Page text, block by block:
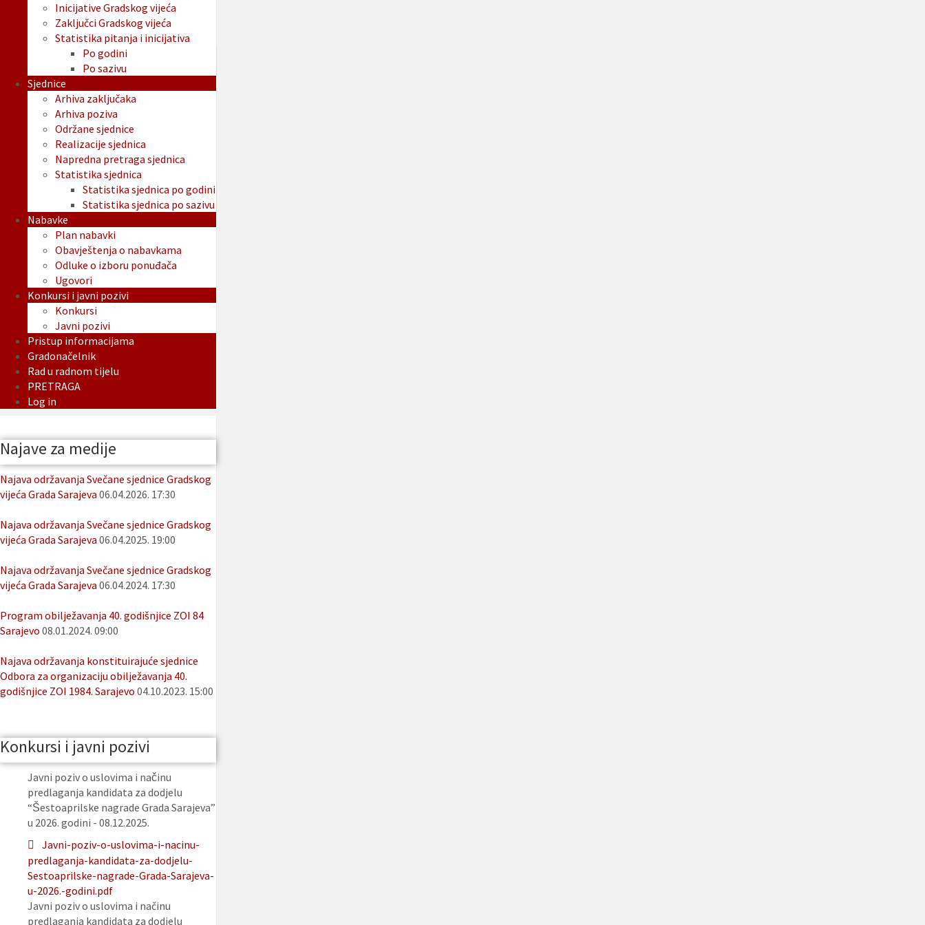
Inicijative Gradskog vijeća
Zaključci Gradskog vijeća
Statistika pitanja i inicijativa
Po godini
Po sazivu
Sjednice
Arhiva zaključaka
Arhiva poziva
Održane sjednice
Realizacije sjednica
Napredna pretraga sjednica
Statistika sjednica
Statistika sjednica po godini
Statistika sjednica po sazivu
Nabavke
Plan nabavki
Obavještenja o nabavkama
Odluke o izboru ponuđača
Ugovori
Konkursi i javni pozivi
Konkursi
Javni pozivi
Pristup informacijama
Gradonačelnik
Rad u radnom tijelu
PRETRAGA
Log in
Najave za medije
Najava održavanja Svečane sjednice Gradskog
vijeća Grada Sarajeva 06.04.2026. 17:30
Najava održavanja Svečane sjednice Gradskog
vijeća Grada Sarajeva 06.04.2025. 19:00
Najava održavanja Svečane sjednice Gradskog
vijeća Grada Sarajeva 06.04.2024. 17:30
Program obilježavanja 40. godišnjice ZOI 84
Sarajevo 08.01.2024. 09:00
Najava održavanja konstituirajuće sjednice
Odbora za organizaciju obilježavanja 40.
godišnjice ZOI 1984. Sarajevo 04.10.2023. 15:00
Konkursi i javni pozivi
Javni poziv o uslovima i načinu
predlaganja kandidata za dodjelu
“Šestoaprilske nagrade Grada Sarajeva”
u 2026. godini - 08.12.2025.
Javni-poziv-o-uslovima-i-nacinu-
predlaganja-kandidata-za-dodjelu-
Sestoaprilske-nagrade-Grada-Sarajeva-
u-2026.-godini.pdf
Javni poziv o uslovima i načinu
predlaganja kandidata za dodjelu